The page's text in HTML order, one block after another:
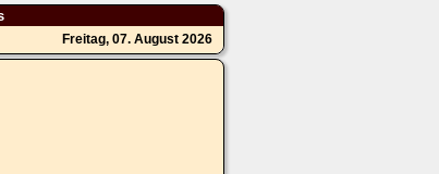
Freitag, 07. August 2026